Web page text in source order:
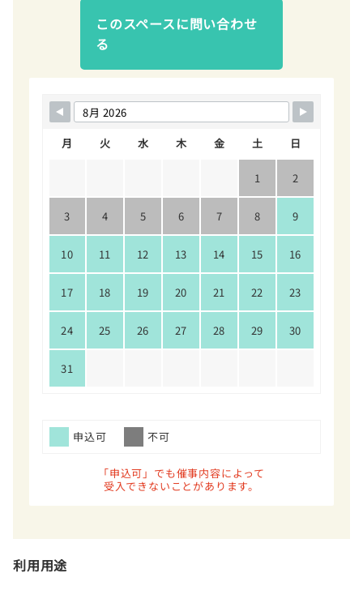
このスペースに問い合わせ
る
月 火 水 木 金 土 日
1 2
3 4 5 6 7 8 9
10 11 12 13 14 15 16
17 18 19 20 21 22 23
24 25 26 27 28 29 30
31
申込可 不可
「申込可」でも催事内容によって
受入できないことがあります。
利用用途